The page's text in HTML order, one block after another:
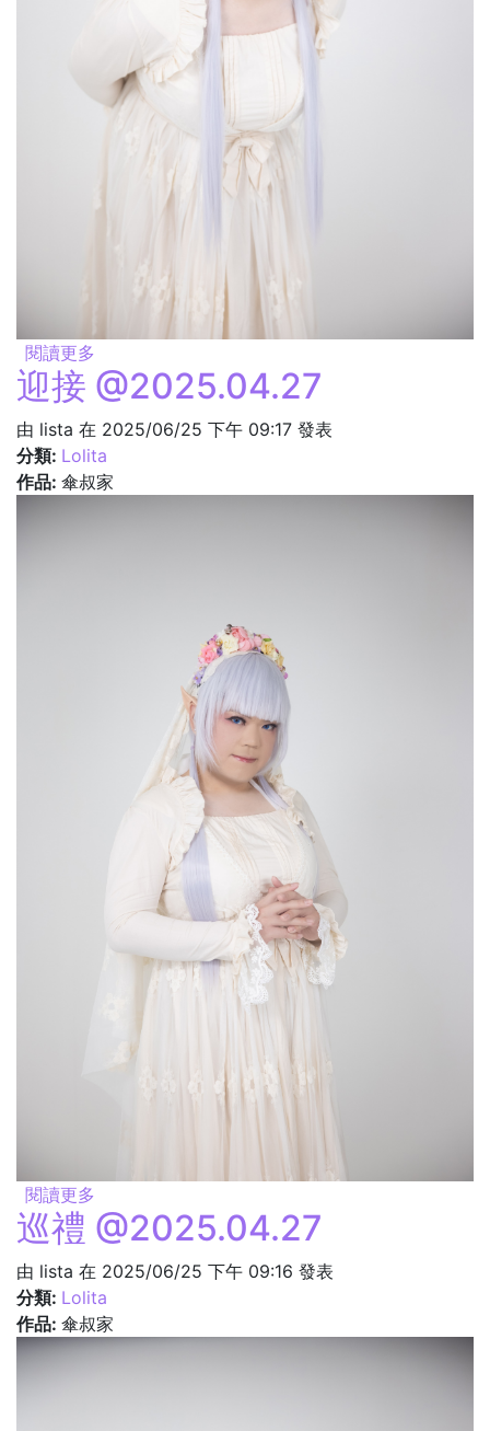
閱讀更多
迎接 @2025.04.27
由 lista 在 2025/06/25 下午 09:17 發表
分類: Lolita
作品: 傘叔家
閱讀更多
巡禮 @2025.04.27
由 lista 在 2025/06/25 下午 09:16 發表
分類: Lolita
作品: 傘叔家